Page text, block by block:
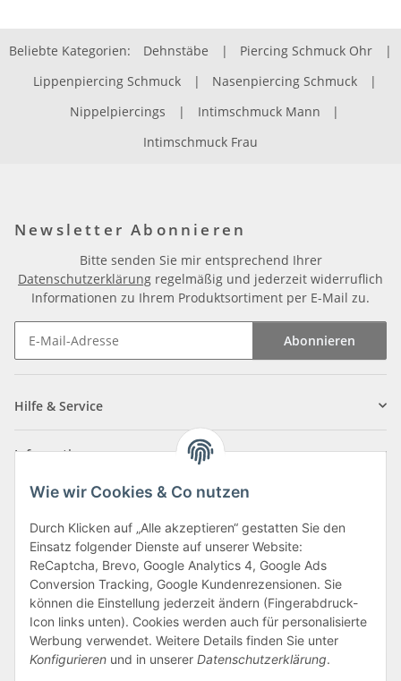
Wie wir Cookies & Co nutzen
Durch Klicken auf „Alle akzeptieren“ gestatten Sie den
Einsatz folgender Dienste auf unserer Website:
ReCaptcha, Brevo, Google Analytics 4, Google Ads
Conversion Tracking, Google Kundenrezensionen. Sie
können die Einstellung jederzeit ändern (Fingerabdruck-
Icon links unten). Cookies werden auch für personalisierte
Werbung verwendet. Weitere Details finden Sie unter
Konfigurieren und in unserer Datenschutzerklärung.
Beliebte Kategorien: Dehnstäbe | Piercing Schmuck Ohr
|
Lippenpiercing Schmuck
| Nasenpiercing Schmuck
|
Nippelpiercings
| Intimschmuck Mann
|
Intimschmuck Frau
Newsletter Abonnieren
Bitte senden Sie mir entsprechend Ihrer
Datenschutzerklärung regelmäßig und jederzeit widerruflich
Informationen zu Ihrem Produktsortiment per E-Mail zu.
Abonnieren
Hilfe & Service
Informationen
Zahlungsarten
Vertrag widerrufen